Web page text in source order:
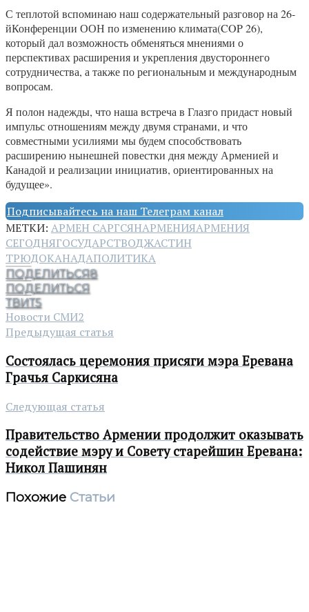
С теплотой вспоминаю наш содержательный разговор на 26-
йКонференции ООН по изменению климата(COP 26),
который дал возможность обменяться мнениями о
перспективах расширения и укрепления двустороннего
сотрудничества, а также по региональным и международным
вопросам.
Я полон надежды, что наша встреча в Глазго придаст новый
импульс отношениям между двумя странами, и что
совместными усилиями мы будем способствовать
расширению нынешней повестки дня между Арменией и
Канадой и реализации инициатив, ориентированных на
будущее».
Подписывайтесь на наш Телеграм канал
МЕТКИ: АРМЕН САРГСЯНАРМЕНИЯАРМЕНИЯ
СЕГОДНЯГОСУДАРСТВОДЖАСТИН
ТРЮДОКАНАДАПОЛИТИКА
ПОДЕЛИТЬСЯ8
ПОДЕЛИТЬСЯ
ТВИТ5
Новости СМИ2
Предыдущая статья
Состоялась церемония присяги мэра Еревана
Грачья Саркисяна
Следующая статья
Правительство Армении продолжит оказывать
содействие мэру и Совету старейшин Еревана:
Никол Пашинян
Похожие Статьи